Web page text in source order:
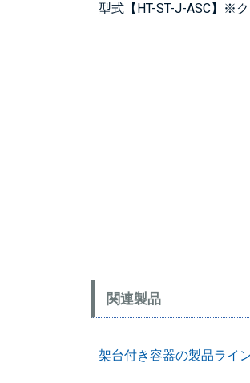
型式【HT-ST-J-ASC】※
関連製品
架台付き容器の製品ライ